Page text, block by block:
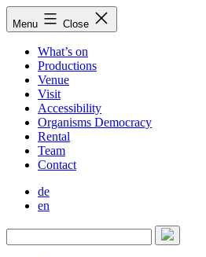
Skip
toMenu Close
What’s on
Productions
Venue
Visit
Accessibility
Organisms Democracy
Rental
Team
Contact
de
en